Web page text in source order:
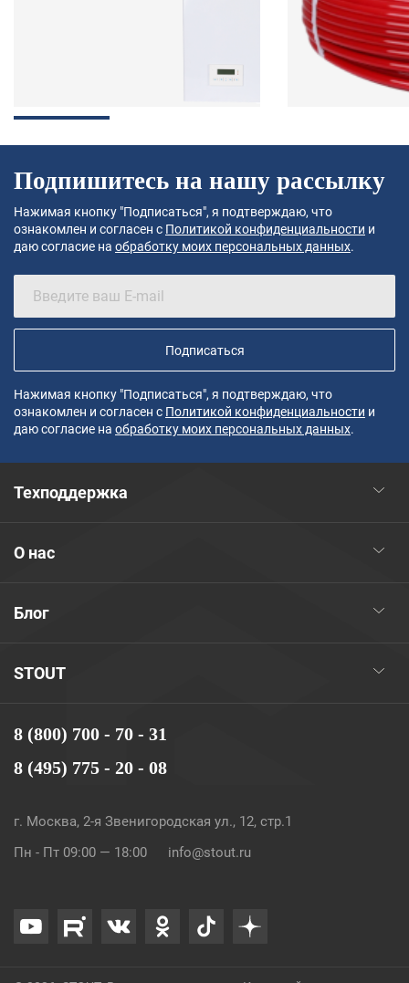
Подпишитесь на нашу рассылку
Нажимая кнопку "Подписаться", я подтверждаю, что
ознакомлен и согласен с Политикой конфиденциальности и
даю согласие на обработку моих персональных данных.
Подписаться
Нажимая кнопку "Подписаться", я подтверждаю, что
ознакомлен и согласен с Политикой конфиденциальности и
даю согласие на обработку моих персональных данных.
8 (800) 700 - 70 - 31
8 (495) 775 - 20 - 08
г. Москва, 2-я Звенигородская ул., 12, стр.1
Пн - Пт 09:00 — 18:00
info@stout.ru
STOUT
Блог
О нас
Техподдержка